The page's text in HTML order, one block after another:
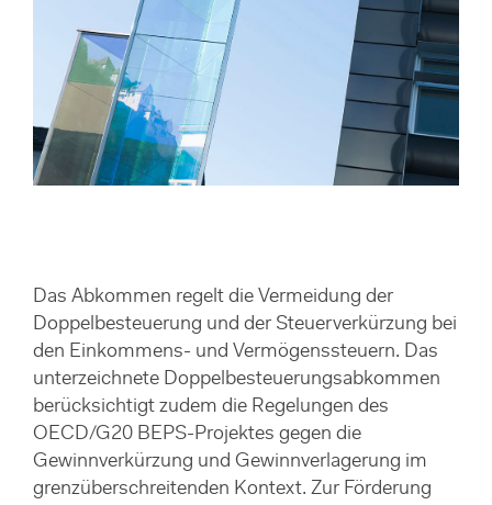
Das Abkommen regelt die Vermeidung der
Doppelbesteuerung und der Steuerverkürzung bei
den Einkommens- und Vermögenssteuern. Das
unterzeichnete Doppelbesteuerungsabkommen
berücksichtigt zudem die Regelungen des
OECD/G20 BEPS-Projektes gegen die
Gewinnverkürzung und Gewinnverlagerung im
grenzüberschreitenden Kontext. Zur Förderung